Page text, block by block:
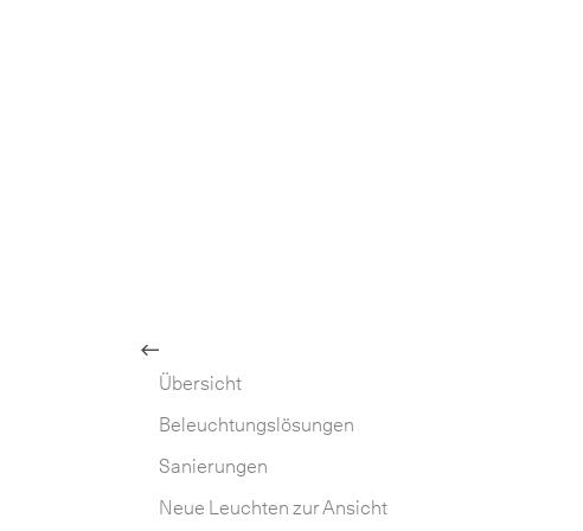
Site
Main
Nav
Übersicht
Beleuchtungslösungen
Sanierungen
Neue Leuchten zur Ansicht